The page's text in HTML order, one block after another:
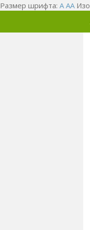
Размер шрифта: A AA